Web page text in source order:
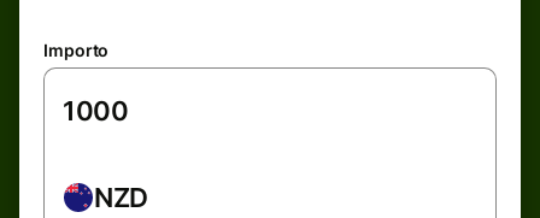
Importo
NZD